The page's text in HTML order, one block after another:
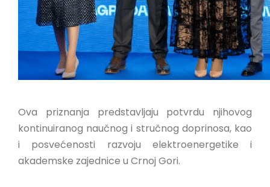
Ova priznanja predstavljaju potvrdu njihovog
kontinuiranog naučnog i stručnog doprinosa, kao
i posvećenosti razvoju elektroenergetike i
akademske zajednice u Crnoj Gori.